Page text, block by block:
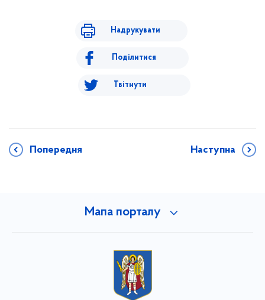
Надрукувати
Поділитися
Твітнути
Попередня Наступна
Мапа порталу